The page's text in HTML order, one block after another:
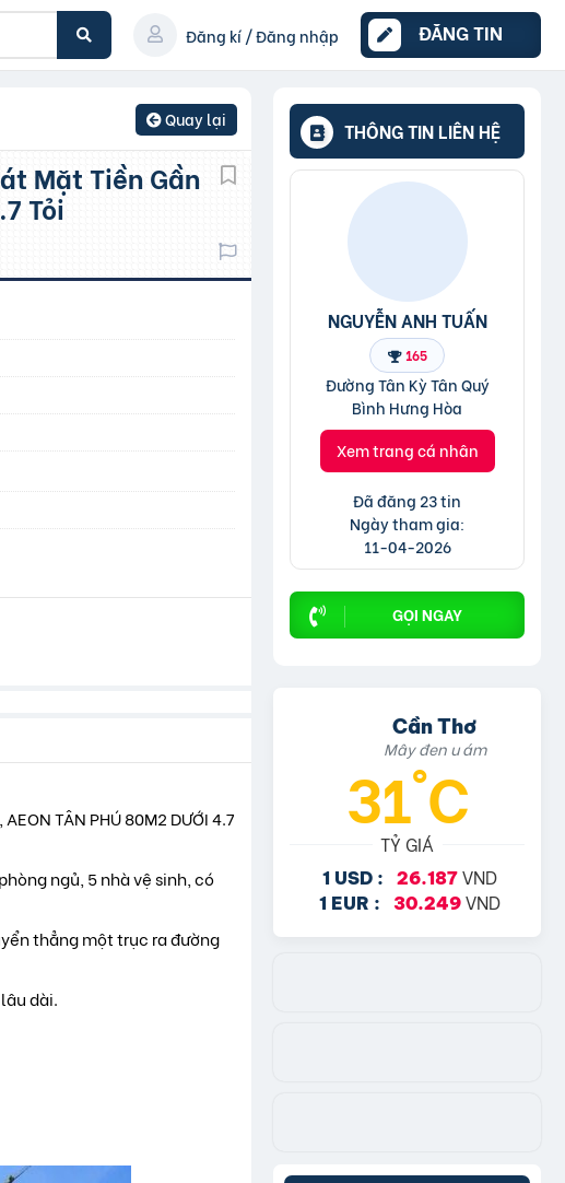
Đăng kí / Đăng nhập ĐĂNG TIN
Quay lại
Tỏi
TÂN PHÚ 80M2 DƯỚI 4.7
ngủ, 5 nhà vệ sinh, có
thẳng một trục ra đường
dài.
THÔNG TIN LIÊN HỆ
NGUYỄN ANH TUẤN
165
Đường Tân Kỳ Tân Quý
Bình Hưng Hòa
Xem trang cá nhân
Đã đăng 23 tin
Ngày tham gia:
11-04-2026
GỌI NGAY
Cần Thơ
Mây đen u ám
31°C
TỶ GIÁ
1 USD : 26.187VND
1 EUR : 30.249VND